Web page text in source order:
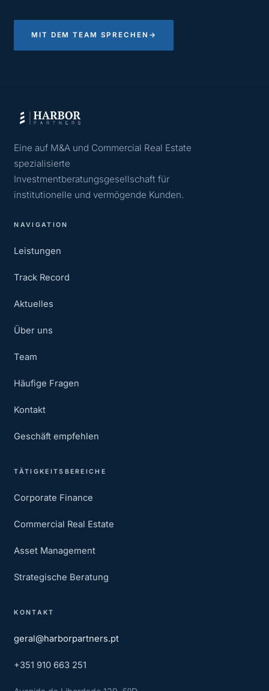
MIT DEM TEAM SPRECHEN →
Eine auf M&A und Commercial Real Estate
spezialisierte
Investmentberatungsgesellschaft für
institutionelle und vermögende Kunden.
NAVIGATION
Leistungen
Track Record
Aktuelles
Über uns
Team
Häufige Fragen
Kontakt
Geschäft empfehlen
TÄTIGKEITSBEREICHE
Corporate Finance
Commercial Real Estate
Asset Management
Strategische Beratung
KONTAKT
geral@harborpartners.pt
+351 910 663 251